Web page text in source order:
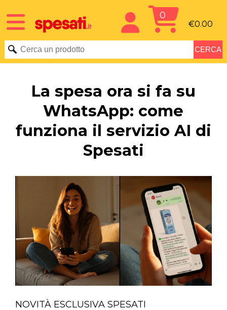
0
€0.00
La spesa ora si fa su
WhatsApp: come
funziona il servizio AI di
Spesati
NOVITÀ ESCLUSIVA SPESATI